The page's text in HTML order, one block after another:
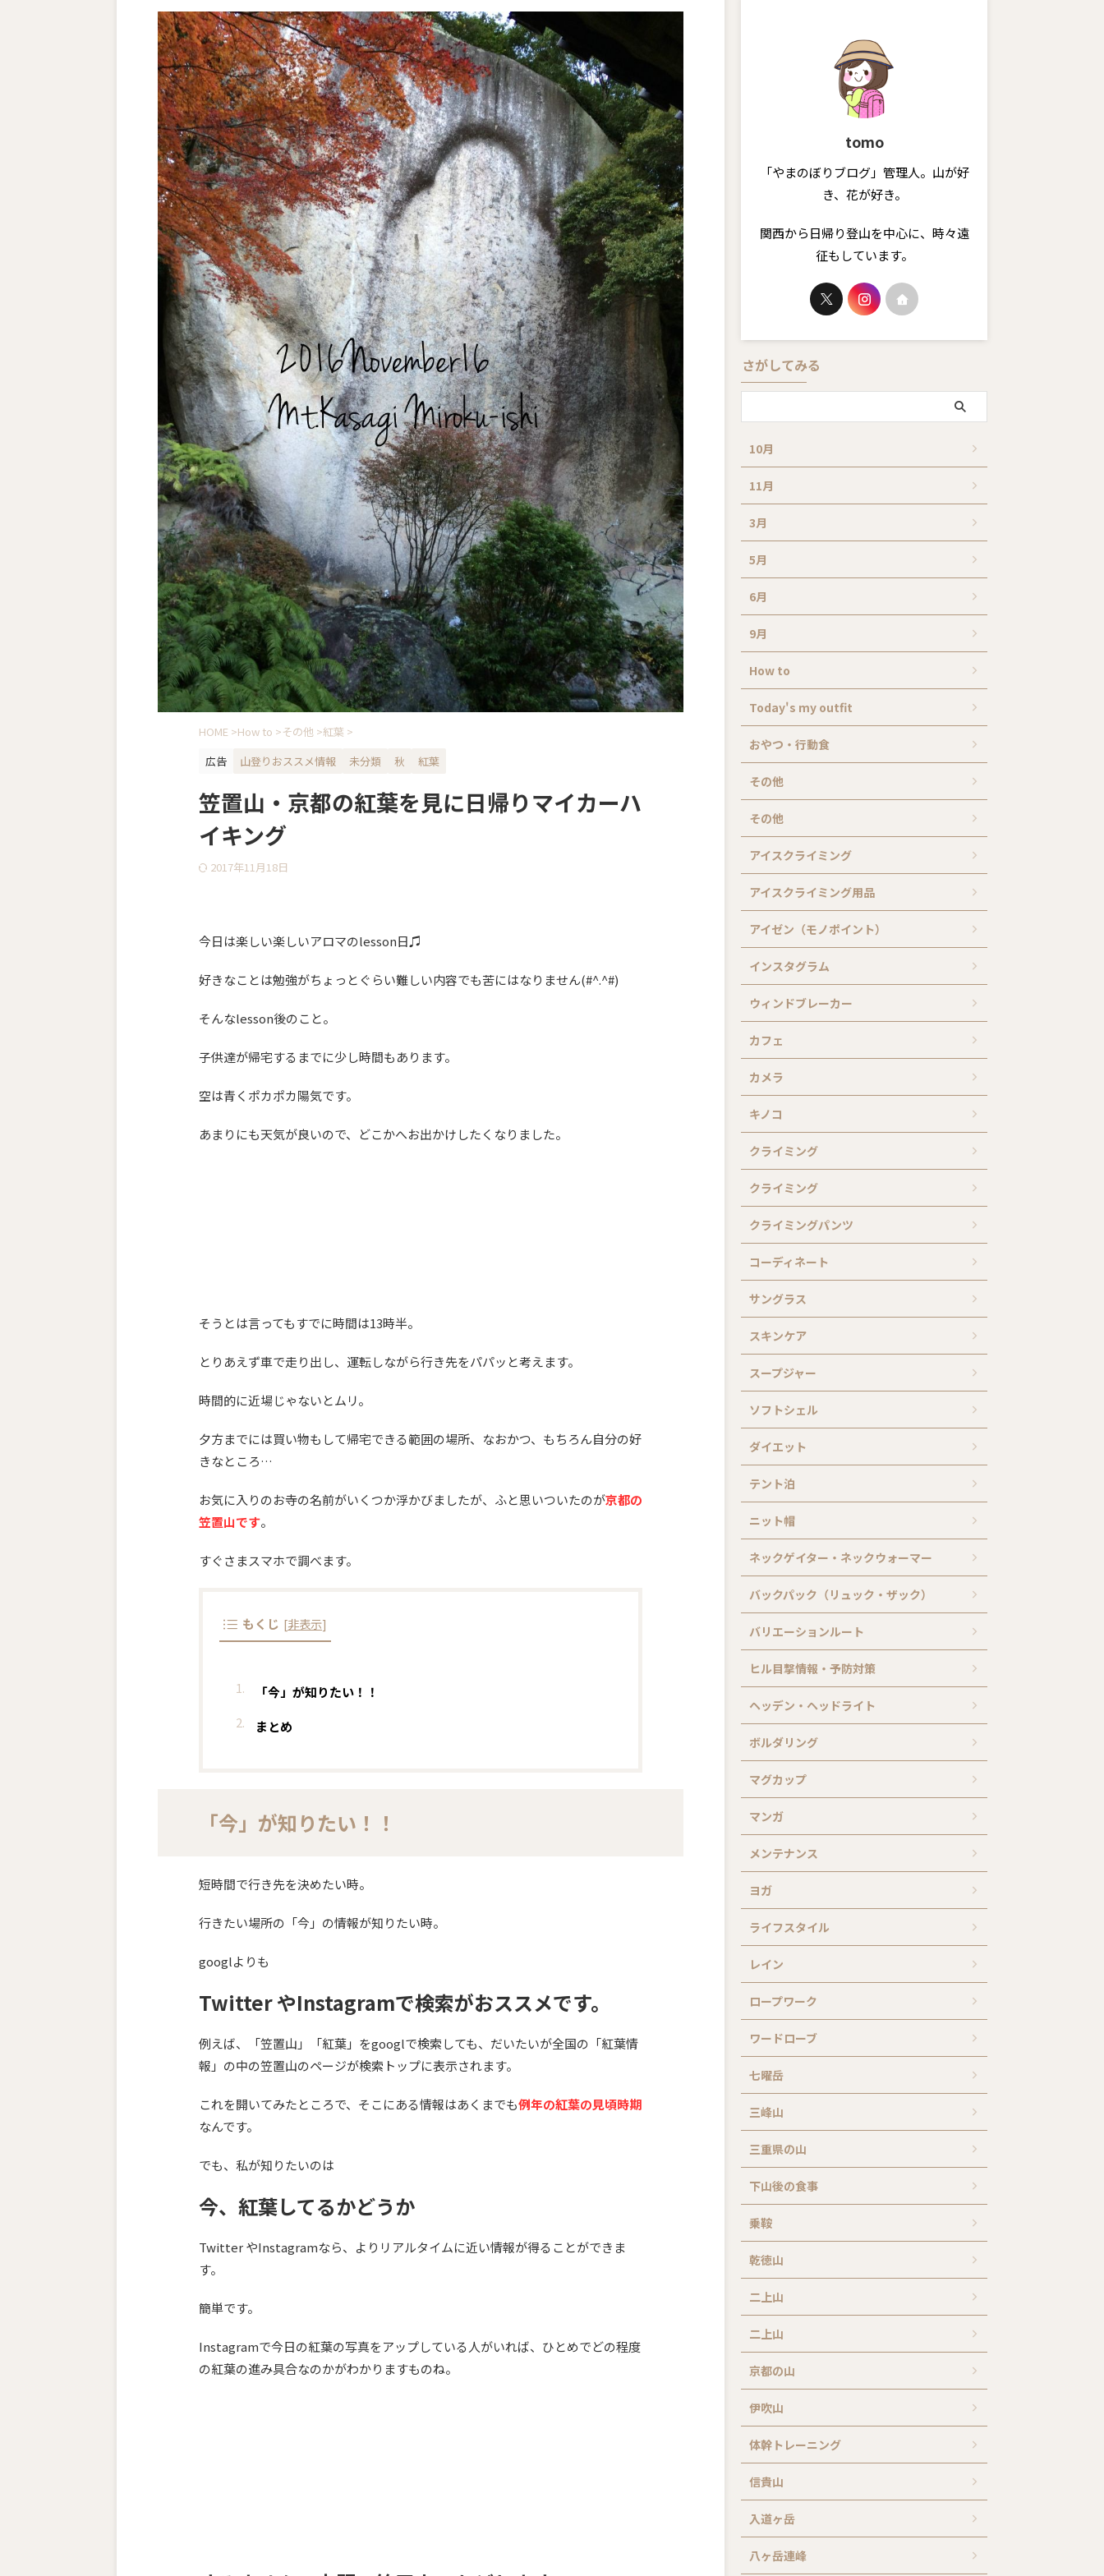
HOME >How to >その他 >紅葉 >
広告
山登りおススメ情報 未分類 秋 紅葉
笠置山・京都の紅葉を見に日帰りマイカーハ
イキング
2017年11月18日
今日は楽しい楽しいアロマのlesson日♫
好きなことは勉強がちょっとぐらい難しい内容でも苦にはなりません(#^.^#)
そんなlesson後のこと。
子供達が帰宅するまでに少し時間もあります。
空は青くポカポカ陽気です。
あまりにも天気が良いので、どこかへお出かけしたくなりました。
そうとは言ってもすでに時間は13時半。
とりあえず車で走り出し、運転しながら行き先をパパッと考えます。
時間的に近場じゃないとムリ。
夕方までには買い物もして帰宅できる範囲の場所、なおかつ、もちろん自分の好
きなところ…
お気に入りのお寺の名前がいくつか浮かびましたが、ふと思いついたのが京都の
笠置山です。
すぐさまスマホで調べます。
もくじ [非表示]
「今」が知りたい！！
まとめ
「今」が知りたい！！
短時間で行き先を決めたい時。
行きたい場所の「今」の情報が知りたい時。
googlよりも
Twitter やInstagramで検索がおススメです。
例えば、「笠置山」「紅葉」をgooglで検索しても、だいたいが全国の「紅葉情
報」の中の笠置山のページが検索トップに表示されます。
これを開いてみたところで、そこにある情報はあくまでも例年の紅葉の見頃時期
なんです。
でも、私が知りたいのは
今、紅葉してるかどうか
Twitter やInstagramなら、よりリアルタイムに近い情報が得ることができま
す。
簡単です。
Instagramで今日の紅葉の写真をアップしている人がいれば、ひとめでどの程度
の紅葉の進み具合なのかがわかりますものね。
tomo
「やまのぼりブログ」管理人。山が好
き、花が好き。
関西から日帰り登山を中心に、時々遠
征もしています。
さがしてみる
10月
11月
3月
5月
6月
9月
How to
Today's my outfit
おやつ・行動食
その他
その他
アイスクライミング
アイスクライミング用品
アイゼン（モノポイント）
インスタグラム
ウィンドブレーカー
カフェ
カメラ
キノコ
クライミング
クライミング
クライミングパンツ
コーディネート
サングラス
スキンケア
スープジャー
ソフトシェル
ダイエット
テント泊
ニット帽
ネックゲイター・ネックウォーマー
バックパック（リュック・ザック）
バリエーションルート
ヒル目撃情報・予防対策
ヘッデン・ヘッドライト
ボルダリング
マグカップ
マンガ
メンテナンス
ヨガ
ライフスタイル
レイン
ロープワーク
ワードローブ
七曜岳
三峰山
三重県の山
下山後の食事
乗鞍
乾徳山
二上山
二上山
京都の山
伊吹山
体幹トレーニング
信貴山
入道ヶ岳
八ヶ岳連峰